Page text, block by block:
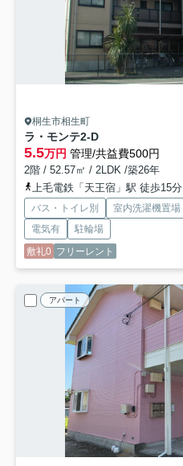
桐生市相生町
ラ・モンテ2-D
5.5万円 管理/共益費500円
2階 / 52.57㎡ / 2LDK /築26年
上毛電鉄「天王宿」駅 徒歩15分
バス・トイレ別 室内洗濯機置場
電気有
駐輪場
敷礼0 フリーレント
アパート